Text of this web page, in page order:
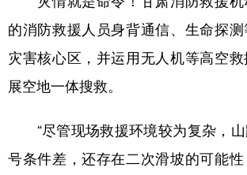
的消防救援人员身背通信、生命探
灾害核心区，并运用无人机等高空
展空地一体搜救。
“尽管现场救援环境较为复杂，山
号条件差，还存在二次滑坡的可能